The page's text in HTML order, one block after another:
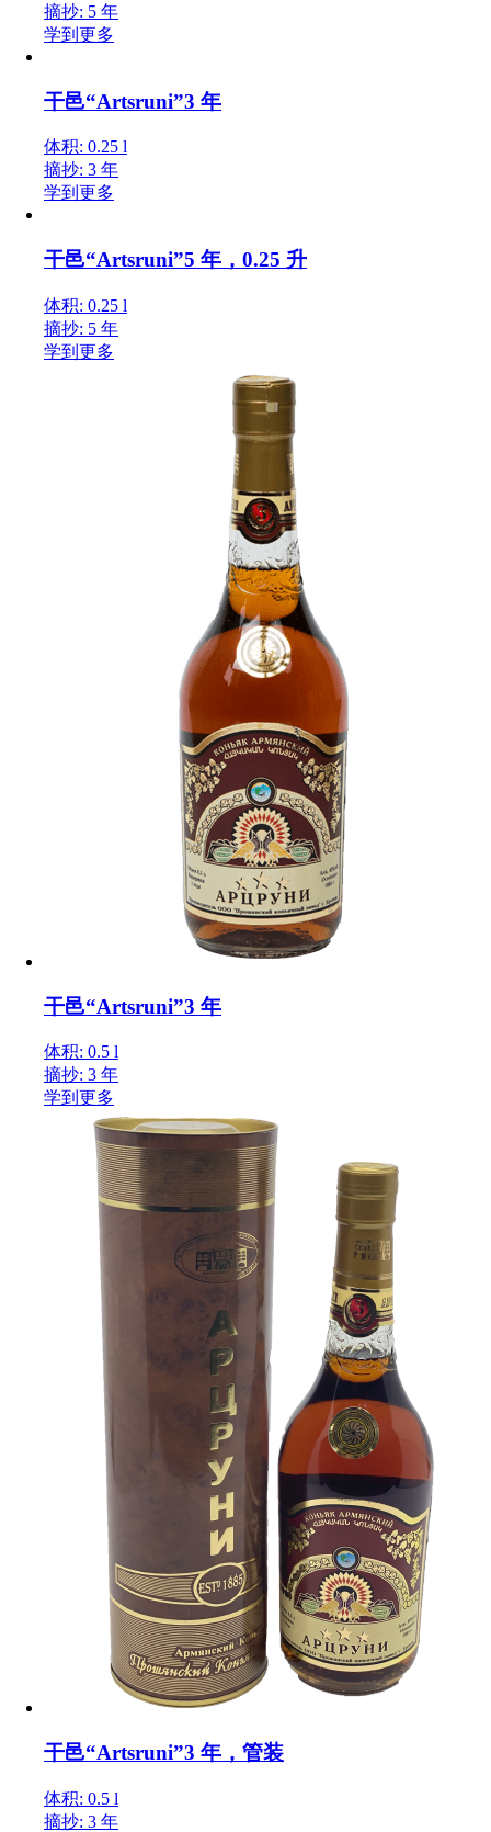
摘抄: 5 年
学到更多
干邑“Artsruni”3 年
体积: 0.25 l
摘抄: 3 年
学到更多
干邑“Artsruni”5 年，0.25 升
体积: 0.25 l
摘抄: 5 年
学到更多
干邑“Artsruni”3 年
体积: 0.5 l
摘抄: 3 年
学到更多
干邑“Artsruni”3 年，管装
体积: 0.5 l
摘抄: 3 年